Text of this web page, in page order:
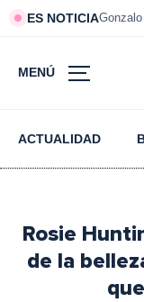
ES NOTICIA
MENÚ
ACTUALIDAD
Rosie
de la